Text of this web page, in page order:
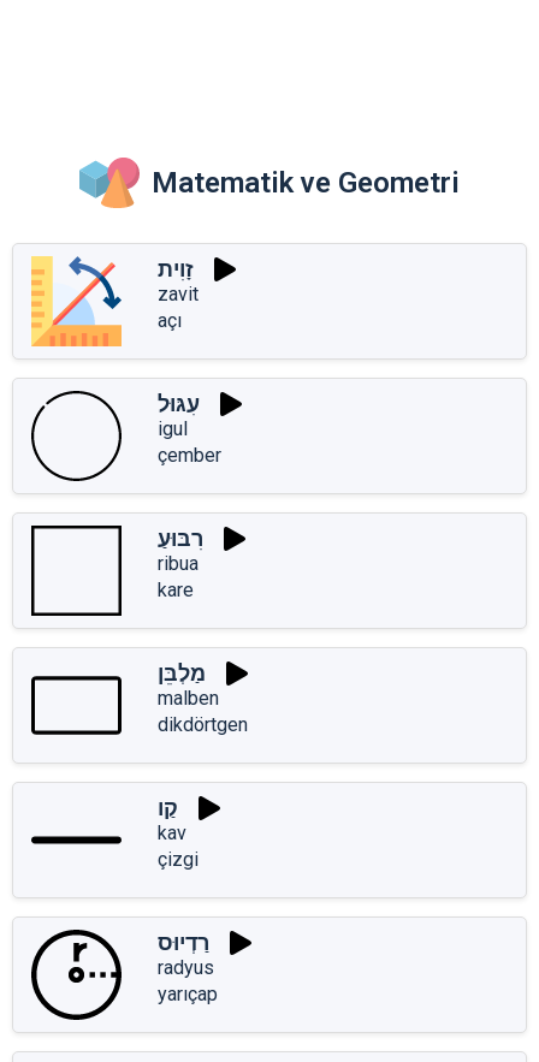
Matematik ve Geometri
זָוִית
zavit
açı
עִגּוּל
igul
çember
רִבּוּעַ
ribua
kare
מַלְבֵּן
malben
dikdörtgen
קַו
kav
çizgi
רַדְיוּס
radyus
yarıçap